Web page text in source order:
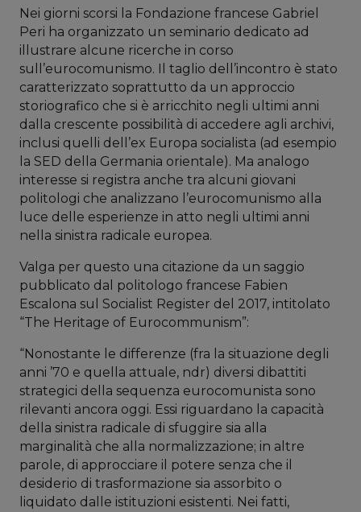
Nei giorni scorsi la Fondazione francese Gabriel
Peri ha organizzato un seminario dedicato ad
illustrare alcune ricerche in corso
sull’eurocomunismo. Il taglio dell’incontro è stato
caratterizzato soprattutto da un approccio
storiografico che si è arricchito negli ultimi anni
dalla crescente possibilità di accedere agli archivi,
inclusi quelli dell’ex Europa socialista (ad esempio
la SED della Germania orientale). Ma analogo
interesse si registra anche tra alcuni giovani
politologi che analizzano l’eurocomunismo alla
luce delle esperienze in atto negli ultimi anni
nella sinistra radicale europea.
Valga per questo una citazione da un saggio
pubblicato dal politologo francese Fabien
Escalona sul Socialist Register del 2017, intitolato
“The Heritage of Eurocommunism”:
“Nonostante le differenze (fra la situazione degli
anni ’70 e quella attuale, ndr) diversi dibattiti
strategici della sequenza eurocomunista sono
rilevanti ancora oggi. Essi riguardano la capacità
della sinistra radicale di sfuggire sia alla
marginalità che alla normalizzazione; in altre
parole, di approcciare il potere senza che il
desiderio di trasformazione sia assorbito o
liquidato dalle istituzioni esistenti. Nei fatti,